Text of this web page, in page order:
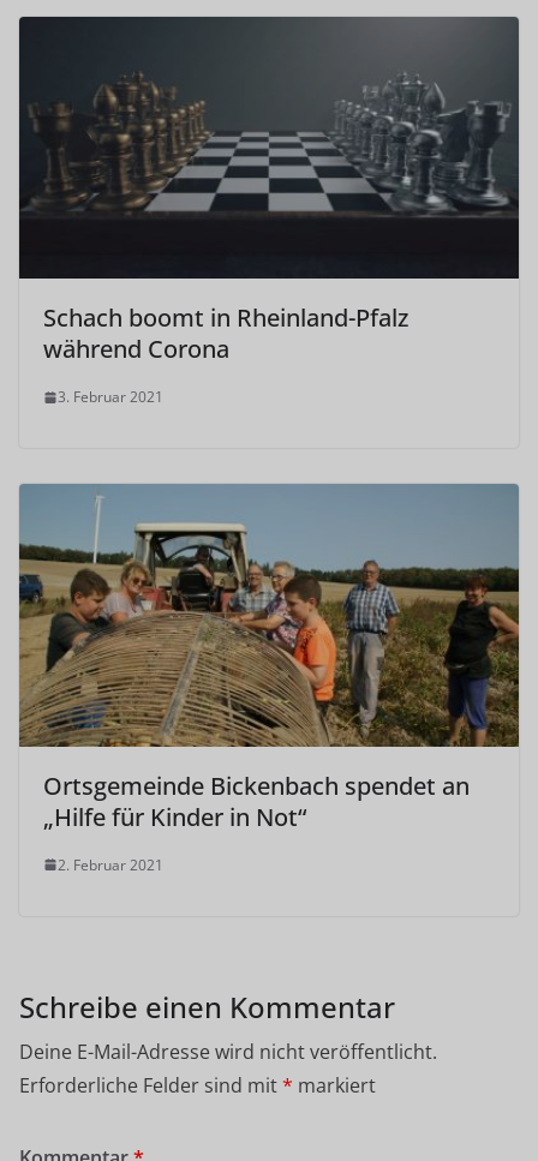
Schach boomt in Rheinland-Pfalz
während Corona
3. Februar 2021
Ortsgemeinde Bickenbach spendet an
„Hilfe für Kinder in Not“
2. Februar 2021
Schreibe einen Kommentar
Deine E-Mail-Adresse wird nicht veröffentlicht.
Erforderliche Felder sind mit* markiert